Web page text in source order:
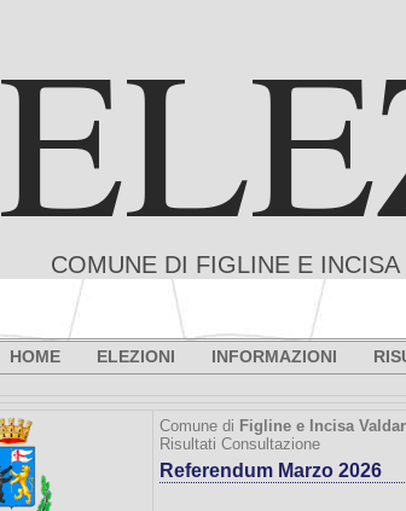
COMUNE DI FIGLINE E
HOME ELEZIONI INFORMAZIONI
Comune di Figline e Incisa
Risultati Consultazione
Referendum Marzo 2026